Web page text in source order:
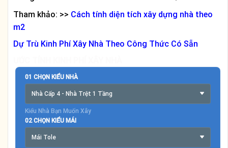
Tham khảo: >> Cách tính diện tích xây dựng nhà theo
m2
Dự Trù Kinh Phí Xây Nhà Theo Công Thức Có Sẵn
01 CHỌN KIỂU NHÀ
Nhà Cấp 4 - Nhà Trệt 1 Tầng
Kiểu Nhà Bạn Muốn Xây
02 CHỌN KIỂU MÁI
Mái Tole